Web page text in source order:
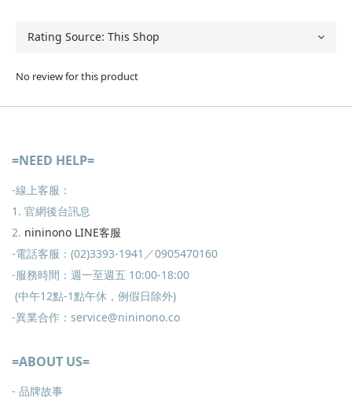
No review for this product
=NEED HELP=
-線上客服：
1. 官網後台訊息
2. nininono LINE客服
-電話客服：(02)3393-1941／0905470160
-服務時間：週一至週五 10:00-18:00
(中午12點-1點午休，例假日除外)
-異業合作：service@nininono.co
=ABOUT US=
- 品牌故事